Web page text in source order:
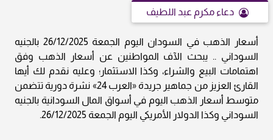
دعاء مكرم عبد اللطيف
أسعار الذهب في السودان اليوم الجمعة 26/12/2025 بالجنيه
السوداني .. يبحث الآف المواطنين عن أسعار الذهب وفق
اهتمامات البيع والشراء، وكذا الاستثمار؛ وعليه نقدم لك أيها
القارئ العزيز من جماهير جريدة «العرب 24» نشرة دورية تتضمن
متوسط أسعار الذهب اليوم في أسواق المال السودانية بالجنيه
السوداني وكذا الدولار الأمريكي اليوم الجمعة 26/12/2025.